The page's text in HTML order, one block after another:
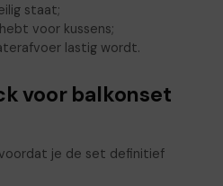
staat;
voor kussens;
lastig wordt.
voor balkonset
je de set definitief